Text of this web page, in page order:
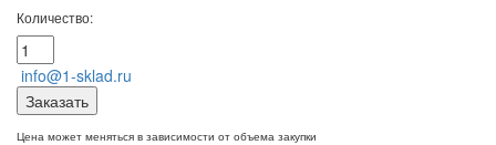
Количество:
info@1-sklad.ru
Заказать
Цена может меняться в зависимости от объема закупки